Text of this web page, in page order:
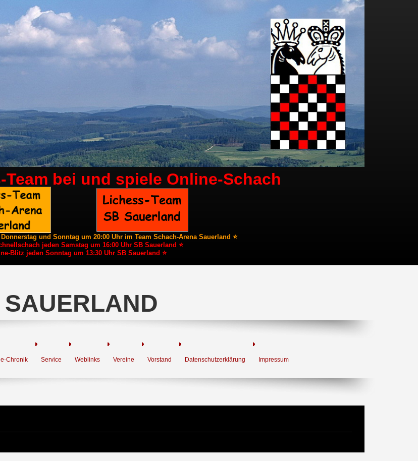
bei und spiele Online-Schach
und Sonntag um 20:00 Uhr im Team Schach-Arena Sauerland ⭐
jeden Samstag um 16:00 Uhr SB Sauerland ⭐
Blitz jeden Sonntag um 13:30 Uhr SB Sauerland ⭐
Chronik Service Weblinks Vereine Vorstand Datenschutzerklärung Impressum